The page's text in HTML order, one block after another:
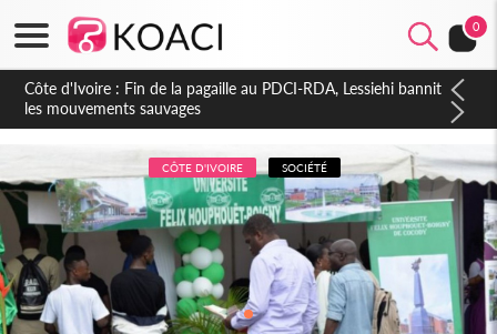
0
Côte d'Ivoire : Ouattara promet des sanctions contre les
déguerpissements illégaux
CÔTE D'IVOIRE SOCIÉTÉ